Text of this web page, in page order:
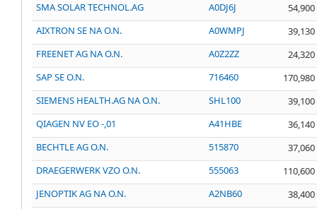
SMA SOLAR TECHNOL.AG
A0DJ6J
54,900
AIXTRON SE NA O.N.
A0WMPJ
39,130
FREENET AG NA O.N.
A0Z2ZZ
24,320
SAP SE O.N.
716460
170,980
SIEMENS HEALTH.AG NA O.N.
SHL100
39,100
QIAGEN NV EO -,01
A41HBE
36,140
BECHTLE AG O.N.
515870
37,060
DRAEGERWERK VZO O.N.
555063
110,600
JENOPTIK AG NA O.N.
A2NB60
38,400